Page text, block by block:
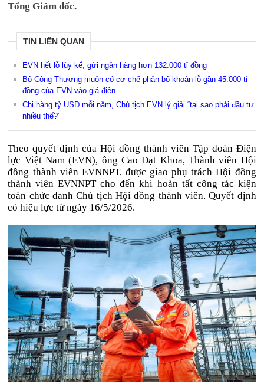
Tổng Giám đốc.
TIN LIÊN QUAN
EVN hết lỗ lũy kế, gửi ngân hàng hơn 132.000 tỉ đồng
Bộ Công Thương muốn có cơ chế phân bổ khoản lỗ gần 45.000 tỉ
đồng của EVN vào giá điện
Chi hàng tỷ USD mỗi năm, Chủ tịch EVN lý giải “tại sao phải đầu tư
nhiều thế?”
Theo quyết định của Hội đồng thành viên Tập đoàn Điện
lực Việt Nam(EVN), ông Cao Đạt Khoa, Thành viên Hội
đồng thành viên EVNNPT, được giao phụ trách Hội đồng
thành viên EVNNPT cho đến khi hoàn tất công tác kiện
toàn chức danh Chủ tịch Hội đồng thành viên. Quyết định
có hiệu lực từ ngày 16/5/2026.